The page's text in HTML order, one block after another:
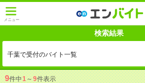
メニュー
検索結果
千葉で受付のバイト一覧
9件中1 ～ 9件表示